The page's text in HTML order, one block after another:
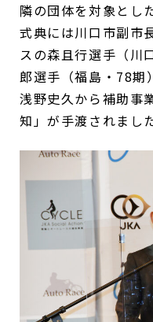
隣の団体を対象とし
式典には川口市副市
スの森且行選手（川
郎選手（福島・78期
浅野史久から補助事
知」が手渡されました